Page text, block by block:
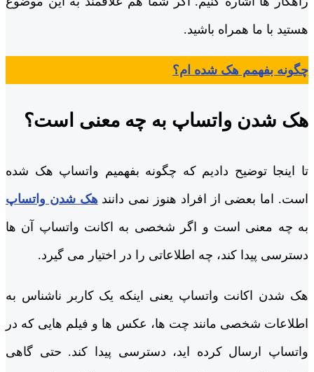
هستید با ما همراه باشید.
چگونه بفهمم هک شده ام؟
هک شدن واتساپ به چه معنی است؟
تا اینجا توضیح دادیم که چگونه بفهمیم واتساپ هک شده
است. اما بعضی از افراد هنوز نمی ‌دانند هک شدن واتساپ
به چه معنی است و اگر شخصی به اکانت واتساپ آن ها
دسترسی پیدا کند، چه اطلاعاتی را در اختیار می‌ گیرد.
هک شدن اکانت واتساپ یعنی اینکه یک کاربر ناشناس به
اطلاعات شخصی مانند چت ‌ها، عکس ‌ها و فیلم ‌هایی که در
واتساپ ارسال کرده ‌اید، دسترسی پیدا کند. حتی گاهی